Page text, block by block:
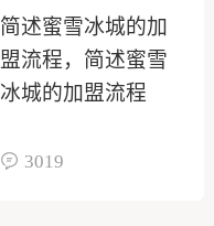
简述蜜雪冰城的加
盟流程，简述蜜雪
冰城的加盟流程
3019